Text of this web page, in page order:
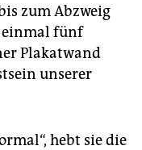
zum Abzweig
einmal fünf
Plakatwand
unserer
hebt sie die